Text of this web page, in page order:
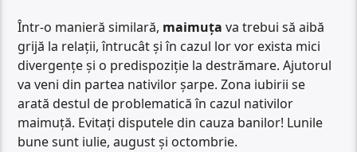
Într-o manieră similară, maimuța va trebui să aibă
grijă la relații, întrucât și în cazul lor vor exista mici
divergențe și o predispoziție la destrămare. Ajutorul
va veni din partea nativilor șarpe. Zona iubirii se
arată destul de problematică în cazul nativilor
maimuță. Evitați disputele din cauza banilor! Lunile
bune sunt iulie, august și octombrie.